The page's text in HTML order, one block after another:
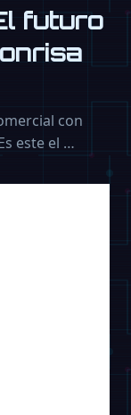
futuro
con
este el …